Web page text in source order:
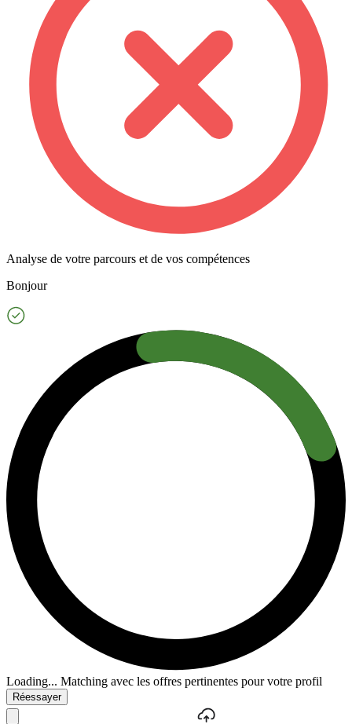
Analyse de votre parcours et de vos compétences
Bonjour
Loading... Matching avec les offres pertinentes pour votre profil
Réessayer